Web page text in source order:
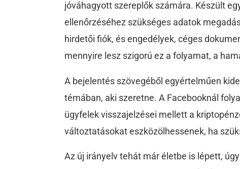
jóváhagyott szereplők számára. Készült
ellenőrzéséhez szükséges adatok
hirdetői fiók, és engedélyek, céges
mennyire lesz szigorú ez a folyamat, a
A bejelentés szövegéből egyértelműen
témában, aki szeretne. A Facebooknál
ügyfelek visszajelzései mellett a
változtatásokat eszközölhessenek, ha
Az új irányelv tehát már életbe is lépett,